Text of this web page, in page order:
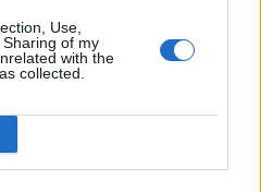
Use,
of my
with the
collected.
2026 presenta 4 nuove
28 e 40 mm